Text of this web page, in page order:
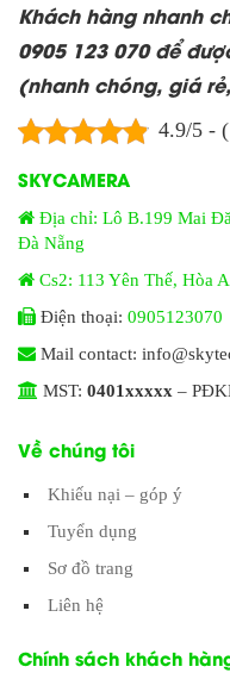
Khách hàng nhanh
0905 123 070 để
(nhanh chóng, giá
4.9/5 -
SKYCAMERA
Địa chỉ: Lô B.199 Mai
Đà Nẵng
Cs2: 113 Yên Thế, Hòa
Điện thoại: 0905123070
Mail contact:
MST: 0401xxxxx –
Về chúng tôi
Khiếu nại – góp ý
Tuyển dụng
Sơ đồ trang
Liên hệ
Chính sách khách